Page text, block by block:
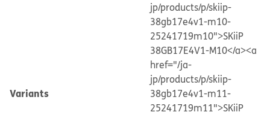
Variants
jp/products/p/skiip-
38gb17e4v1-m10-
25241719m10">SKiiP
38GB17E4V1-M10</a><a
href="/ja-
jp/products/p/skiip-
38gb17e4v1-m11-
25241719m11">SKiiP